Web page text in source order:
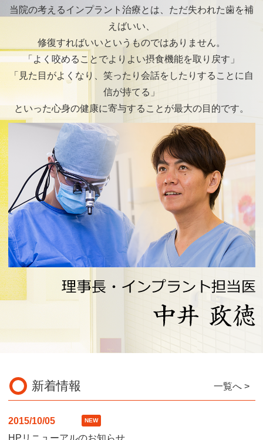
当院の考えるインプラント治療とは、ただ失われた歯を補
えばいい、
修復すればいいというものではありません。
「よく咬めることでよりよい摂食機能を取り戻す」
「見た目がよくなり、笑ったり会話をしたりすることに自
信が持てる」
といった心身の健康に寄与することが最大の目的です。
新着情報 一覧へ >
2015/10/05 NEW